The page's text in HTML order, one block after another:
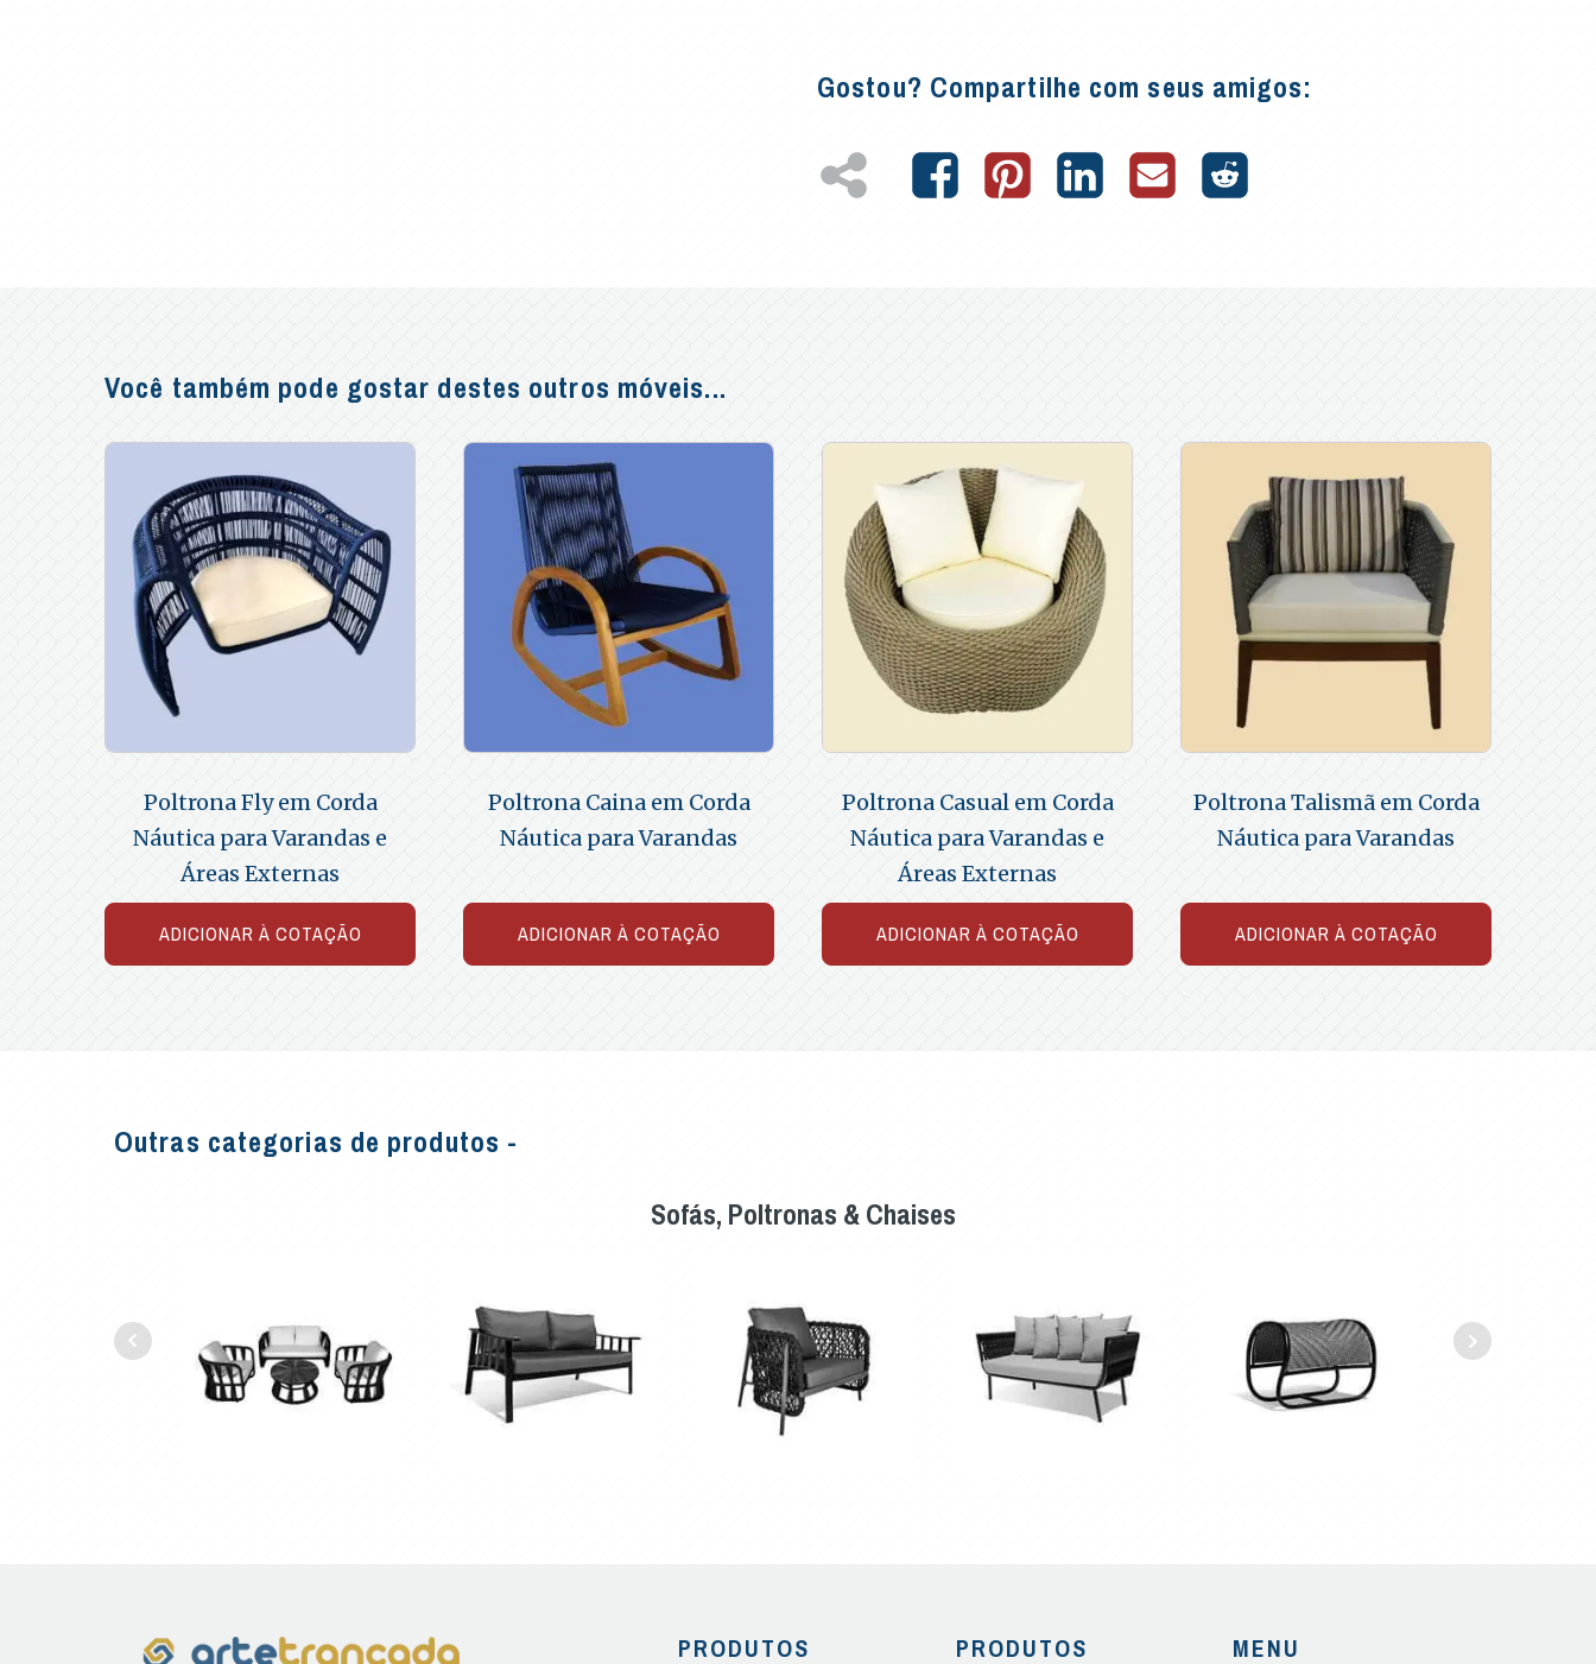
Gostou? Compartilhe com seus amigos:
Você também pode gostar destes outros móveis...
Poltrona Fly em Corda
Náutica para Varandas e
Áreas Externas
ADICIONAR À COTAÇÃO
Poltrona Caina em Corda
Náutica para Varandas
ADICIONAR À COTAÇÃO
Poltrona Casual em Corda
Náutica para Varandas e
Áreas Externas
ADICIONAR À COTAÇÃO
Poltrona Talismã em Corda
Náutica para Varandas
ADICIONAR À COTAÇÃO
Outras categorias de produtos -
Sofás, Poltronas & Chaises
PRODUTOS PRODUTOS MENU